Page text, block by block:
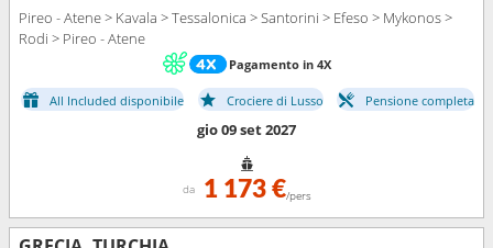
Pireo - Atene > Kavala > Tessalonica > Santorini > Efeso > Mykonos >
Rodi > Pireo - Atene
Pagamento in 4X
All Included disponibile Crociere di Lusso Pensione completa
gio 09 set 2027
da 1 173 €/pers